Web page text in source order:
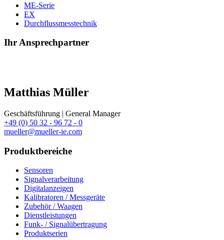
ME-Serie
EX
Durchflussmesstechnik
Ihr Ansprechpartner
Matthias Müller
Geschäftsführung | General Manager
+49 (0) 50 32 - 96 72 - 0
mueller@mueller-ie.com
Produktbereiche
Sensoren
Signalverarbeitung
Digitalanzeigen
Kalibratoren / Messgeräte
Zubehör / Waagen
Dienstleistungen
Funk- / Signalübertragung
Produktserien